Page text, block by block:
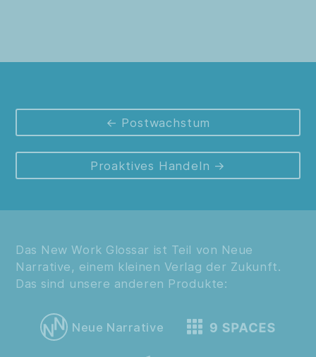
Postwachstum
Proaktives Handeln
Das New Work Glossar ist Teil von Neue
Narrative, einem kleinen Verlag der Zukunft.
Das sind unsere anderen Produkte:
Neue Narrative